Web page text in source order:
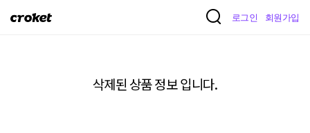
크
로그인 회원가입
삭제된 상품 정보 입니다.